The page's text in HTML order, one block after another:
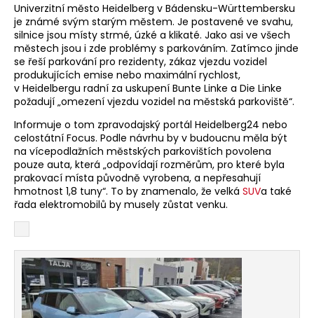
Univerzitní město Heidelberg v Bádensku-Württembersku
je známé svým starým městem. Je postavené ve svahu,
silnice jsou místy strmé, úzké a klikaté. Jako asi ve všech
městech jsou i zde problémy s parkováním. Zatímco jinde
se řeší parkování pro rezidenty, zákaz vjezdu vozidel
produkujících emise nebo maximální rychlost,
v Heidelbergu radní za uskupení Bunte Linke a Die Linke
požadují „omezení vjezdu vozidel na městská parkoviště“.
Informuje o tom zpravodajský portál Heidelberg24 nebo
celostátní Focus. Podle návrhu by v budoucnu měla být
na vícepodlažních městských parkovištích povolena
pouze auta, která „odpovídají rozměrům, pro které byla
prakovací místa původně vyrobena, a nepřesahují
hmotnost 1,8 tuny“. To by znamenalo, že velká SUVa také
řada elektromobilů by musely zůstat venku.